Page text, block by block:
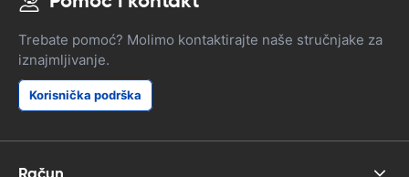
Trebate pomoć? Molimo kontaktirajte naše stručnjake za
iznajmljivanje.
Korisnička podrška
Račun